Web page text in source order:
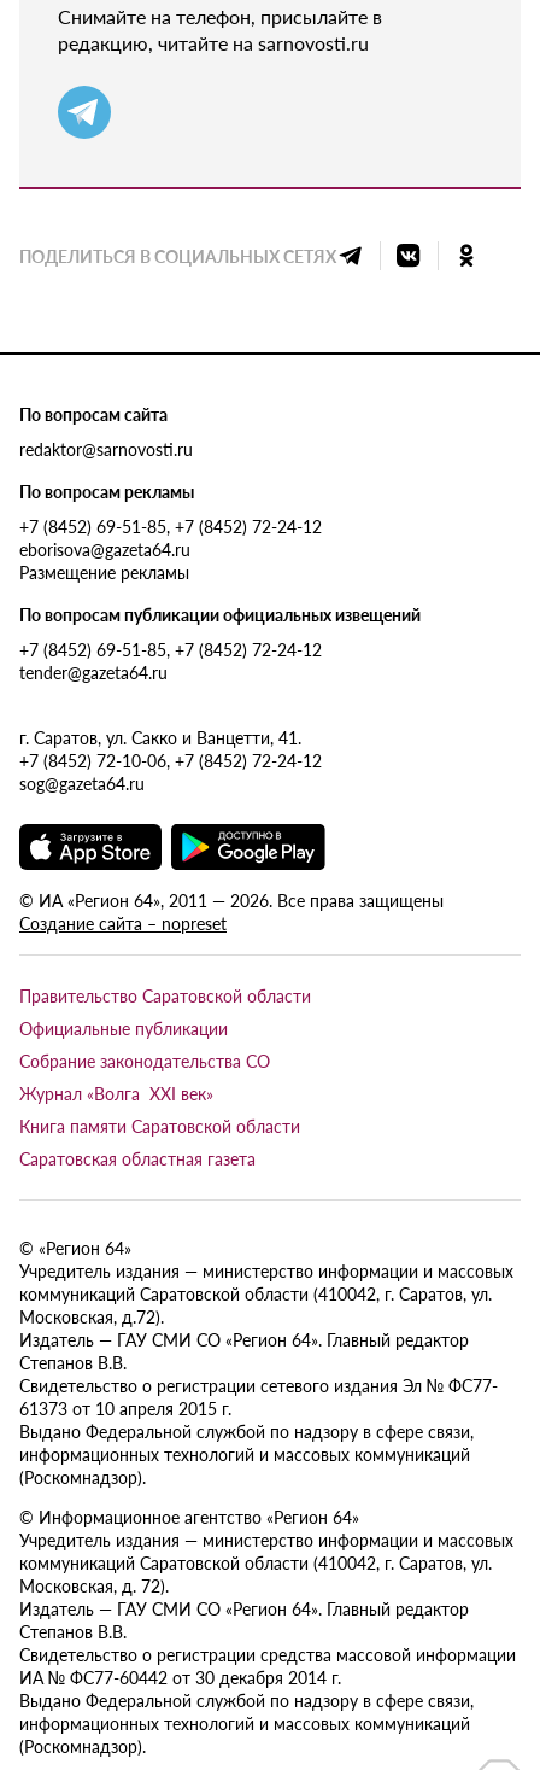
Снимайте на телефон, присылайте в
редакцию, читайте на sarnovosti.ru
ПОДЕЛИТЬСЯ В СОЦИАЛЬНЫХ СЕТЯХ
По вопросам сайта
redaktor@sarnovosti.ru
По вопросам рекламы
+7 (8452) 69-51-85, +7 (8452) 72-24-12
eborisova@gazeta64.ru
Размещение рекламы
По вопросам публикации официальных извещений
+7 (8452) 69-51-85, +7 (8452) 72-24-12
tender@gazeta64.ru
г. Саратов, ул. Сакко и Ванцетти, 41.
+7 (8452) 72-10-06, +7 (8452) 72-24-12
sog@gazeta64.ru
© ИА «Регион 64», 2011 — 2026. Все права защищены
Создание сайта – nopreset
Правительство Саратовской области
Официальные публикации
Собрание законодательства СО
Журнал «Волга XXI век»
Книга памяти Саратовской области
Саратовская областная газета
© «Регион 64»
Учредитель издания — министерство информации и массовых
коммуникаций Саратовской области (410042, г. Саратов, ул.
Московская, д.72).
Издатель — ГАУ СМИ СО «Регион 64». Главный редактор
Степанов В.В.
Свидетельство о регистрации сетевого издания Эл № ФС77-
61373 от 10 апреля 2015 г.
Выдано Федеральной службой по надзору в сфере связи,
информационных технологий и массовых коммуникаций
(Роскомнадзор).
© Информационное агентство «Регион 64»
Учредитель издания — министерство информации и массовых
коммуникаций Саратовской области (410042, г. Саратов, ул.
Московская, д. 72).
Издатель — ГАУ СМИ СО «Регион 64». Главный редактор
Степанов В.В.
Свидетельство о регистрации средства массовой информации
ИА № ФС77-60442 от 30 декабря 2014 г.
Выдано Федеральной службой по надзору в сфере связи,
информационных технологий и массовых коммуникаций
(Роскомнадзор).